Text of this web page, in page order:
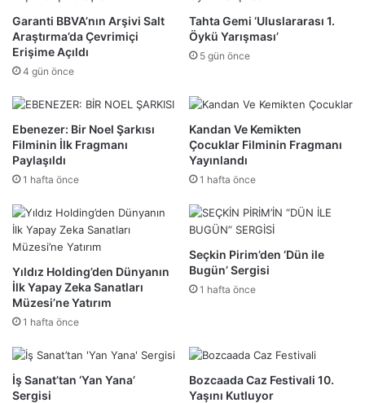
Garanti BBVA’nın Arşivi Salt
Araştırma’da Çevrimiçi
Erişime Açıldı
4 gün önce
Tahta Gemi ‘Uluslararası 1.
Öykü Yarışması’
5 gün önce
Ebenezer: Bir Noel Şarkısı
Filminin İlk Fragmanı
Paylaşıldı
1 hafta önce
Kandan Ve Kemikten
Çocuklar Filminin Fragmanı
Yayınlandı
1 hafta önce
Yıldız Holding’den Dünyanın
İlk Yapay Zeka Sanatları
Müzesi’ne Yatırım
1 hafta önce
Seçkin Pirim’den ‘Dün ile
Bugün’ Sergisi
1 hafta önce
İş Sanat’tan ‘Yan Yana’
Sergisi
Bozcaada Caz Festivali 10.
Yaşını Kutluyor